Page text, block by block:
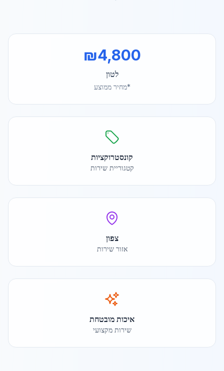
₪4,800
לטון
*מחיר ממוצע
קונסטרוקציות
קטגוריית שירות
צפון
אזור שירות
איכות מובטחת
שירות מקצועי